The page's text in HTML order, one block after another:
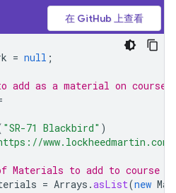
在 GitHub 上查看
= null ;
as a material on course
"SR-71 Blackbird" )
to add to course
= Arrays .asList(new